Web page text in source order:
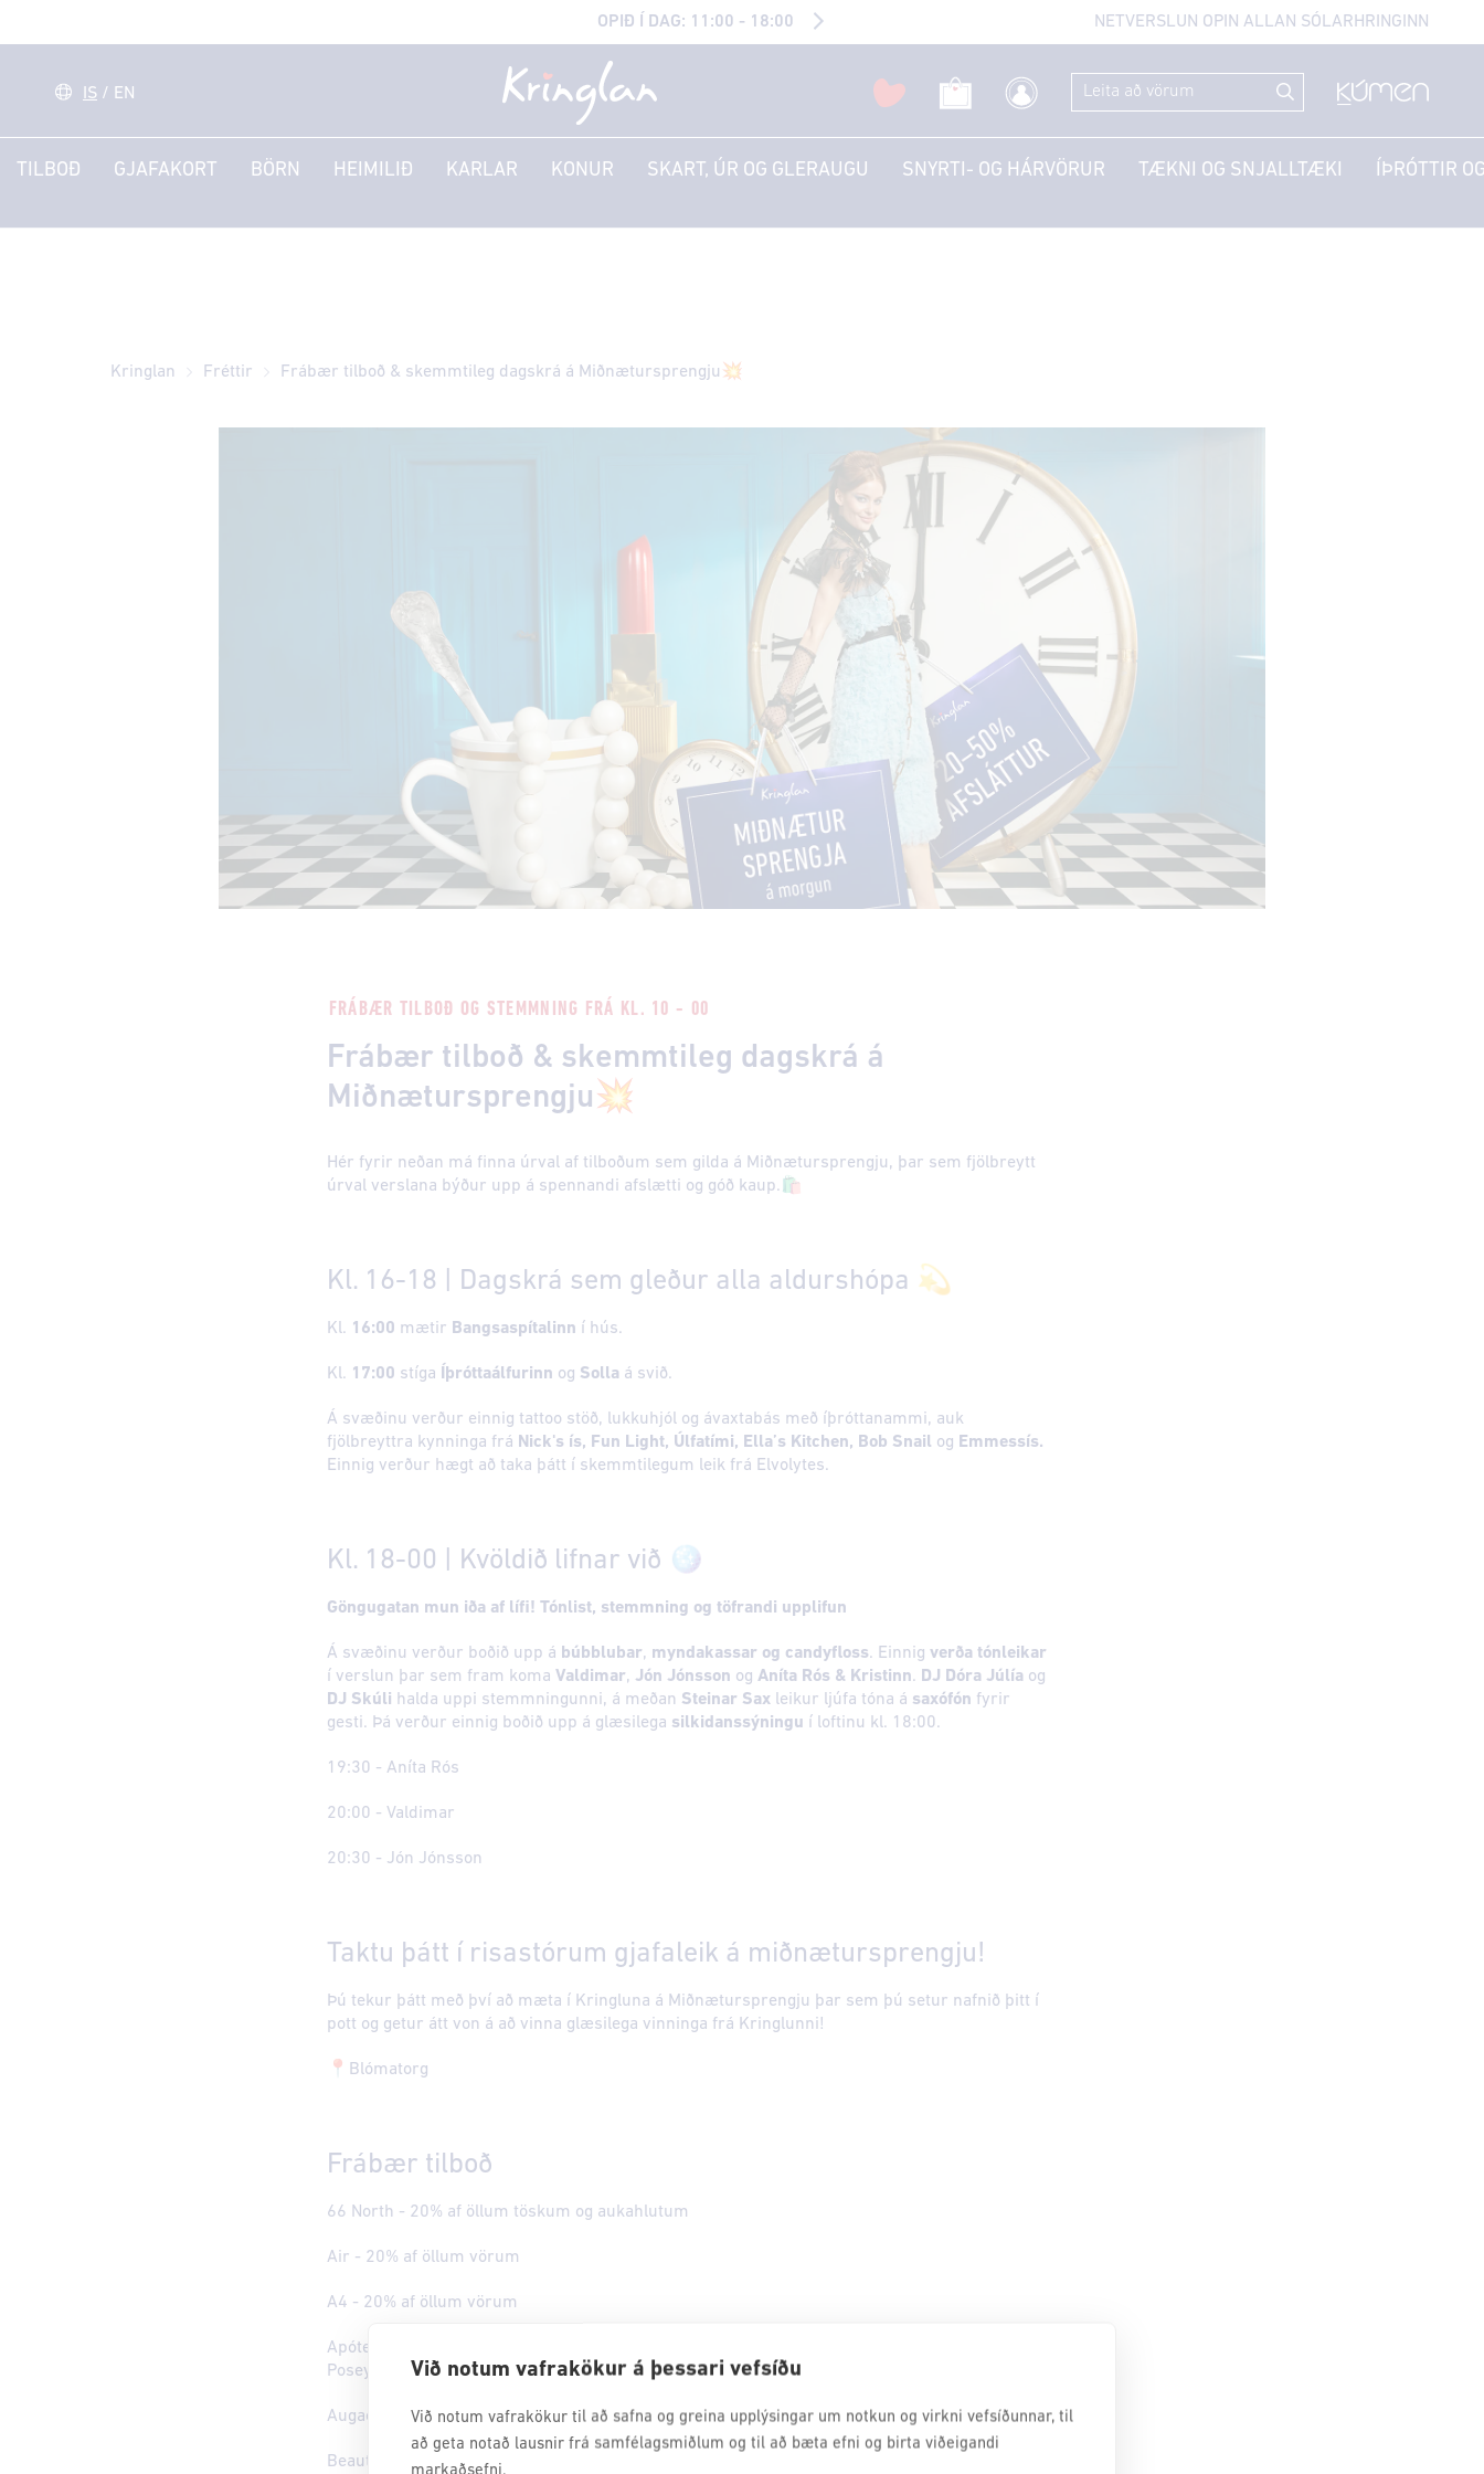
Við notum vafrakökur á þessari vefsíðu
Við notum vafrakökur til að safna og greina upplýsingar um notkun og virkni vefsíðunnar, til
að geta notað lausnir frá samfélagsmiðlum og til að bæta efni og birta viðeigandi
markaðsefni.
OPIÐ Í DAG: 11:00 - 18:00 NETVERSLUN OPIN ALLAN SÓLARHRINGINN
IS / EN
TILBOÐ GJAFAKORT BÖRN HEIMILIÐ KARLAR KONUR SKART, ÚR OG GLERAUGU SNYRTI- OG HÁRVÖRUR TÆKNI OG SNJALLTÆKI ÍÞRÓTTIR
Kringlan Fréttir Frábær tilboð & skemmtileg dagskrá á Miðnætursprengju💥
FRÁBÆR TILBOÐ OG STEMMNING FRÁ KL. 10 - 00
Frábær tilboð & skemmtileg dagskrá á
Miðnætursprengju💥
Hér fyrir neðan má finna úrval af tilboðum sem gilda á Miðnætursprengju, þar sem fjölbreytt
úrval verslana býður upp á spennandi afslætti og góð kaup.🛍️
Kl. 16-18 | Dagskrá sem gleður alla aldurshópa 💫
Kl. 16:00 mætir Bangsaspítalinn í hús.
Kl. 17:00 stíga Íþróttaálfurinn og Solla á svið.
Á svæðinu verður einnig tattoo stöð, lukkuhjól og ávaxtabás með íþróttanammi, auk
fjölbreyttra kynninga frá Nick's ís, Fun Light, Úlfatími, Ella’s Kitchen, Bob Snail og Emmessís.
Einnig verður hægt að taka þátt í skemmtilegum leik frá Elvolytes.
Kl. 18-00 | Kvöldið lifnar við 🪩
Göngugatan mun iða af lífi! Tónlist, stemmning og töfrandi upplifun
Á svæðinu verður boðið upp á búbblubar, myndakassar og candyfloss. Einnig verða tónleikar
í verslun þar sem fram koma Valdimar, Jón Jónsson og Aníta Rós & Kristinn. DJ Dóra Júlía og
DJ Skúli halda uppi stemmningunni, á meðan Steinar Sax leikur ljúfa tóna á saxófón fyrir
gesti. Þá verður einnig boðið upp á glæsilega silkidanssýningu í loftinu kl. 18:00.
19:30 - Aníta Rós
20:00 - Valdimar
20:30 - Jón Jónsson
Taktu þátt í risastórum gjafaleik á miðnætursprengju!
Þú tekur þátt með því að mæta í Kringluna á Miðnætursprengju þar sem þú setur nafnið þitt í
pott og getur átt von á að vinna glæsilega vinninga frá Kringlunni!
📍Blómatorg
Frábær tilboð
66 North - 20% af öllum töskum og aukahlutum
Air - 20% af öllum vörum
A4 - 20% af öllum vörum
Apótekarinn - 20% af öllum vörum (gildir ekki af lyfjum) 30% af sólarvörnum frá La Roch-
Posey, Vichy og CeraVe 30% af Vichy Mineral 89 línunni 30% af Lancome
Augað - 25% öllum vörum og 30% af margskiptum glerjum
Beauty Bar - 25% af öllu og kaupauka ef að verslað er fyrir 15.000kr